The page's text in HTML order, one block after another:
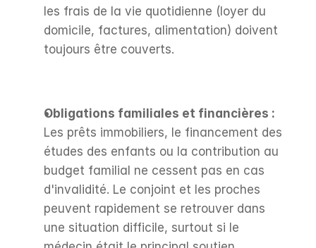
les frais de la vie quotidienne (loyer du
domicile, factures, alimentation) doivent
toujours être couverts.
Obligations familiales et financières :
Les prêts immobiliers, le financement des
études des enfants ou la contribution au
budget familial ne cessent pas en cas
d'invalidité. Le conjoint et les proches
peuvent rapidement se retrouver dans
une situation difficile, surtout si le